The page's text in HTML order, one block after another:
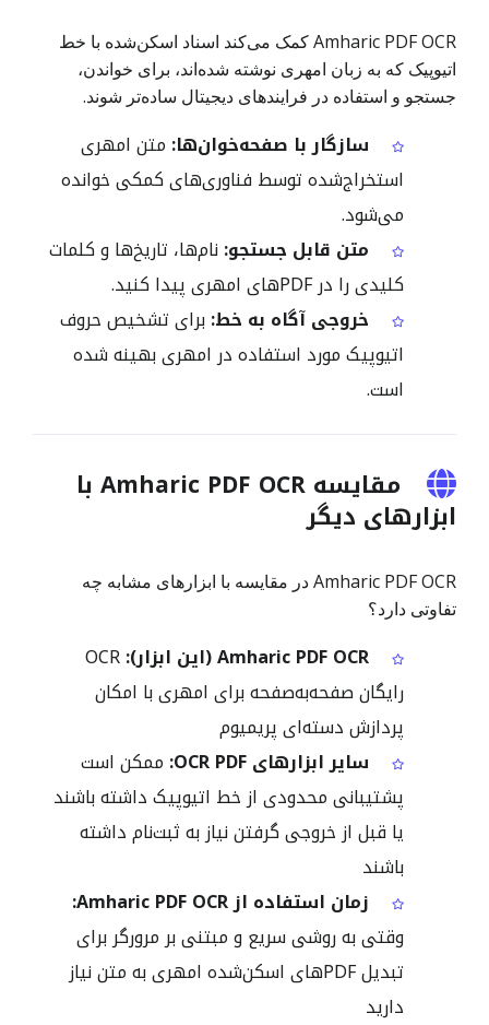
Amharic PDF OCR کمک می‌کند اسناد اسکن‌شده با خط
اتیوپیک که به زبان امهری نوشته شده‌اند، برای خواندن،
جستجو و استفاده در فرایندهای دیجیتال ساده‌تر شوند.
سازگار با صفحه‌خوان‌ها: متن امهری
استخراج‌شده توسط فناوری‌های کمکی خوانده
می‌شود.
متن قابل جستجو:نام‌ها، تاریخ‌ها و کلمات
کلیدی را در PDFهای امهری پیدا کنید.
خروجی آگاه به خط:برای تشخیص حروف
اتیوپیک مورد استفاده در امهری بهینه شده
است.
مقایسه Amharic PDF OCR با
ابزارهای دیگر
Amharic PDF OCR در مقایسه با ابزارهای مشابه چه
تفاوتی دارد؟
Amharic PDF OCR (این ابزار):
OCR
رایگان صفحه‌به‌صفحه برای امهری با امکان
پردازش دسته‌ای پریمیوم
سایر ابزارهای OCR PDF:
ممکن است
پشتیبانی محدودی از خط اتیوپیک داشته باشند
یا قبل از خروجی گرفتن نیاز به ثبت‌نام داشته
باشند
زمان استفاده از Amharic PDF OCR:
وقتی به روشی سریع و مبتنی بر مرورگر برای
تبدیل PDFهای اسکن‌شده امهری به متن نیاز
دارید